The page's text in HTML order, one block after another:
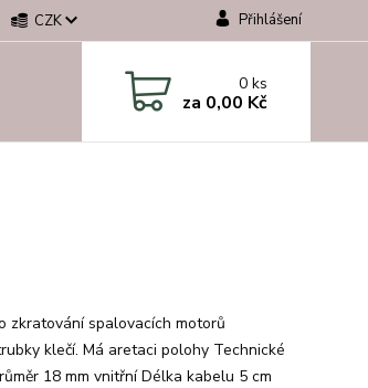
CZK Přihlášení
0ks
za 0,00 Kč
zkratování spalovacích motorů
klečí. Má aretaci polohy Technické
18 mm vnitřní Délka kabelu 5 cm